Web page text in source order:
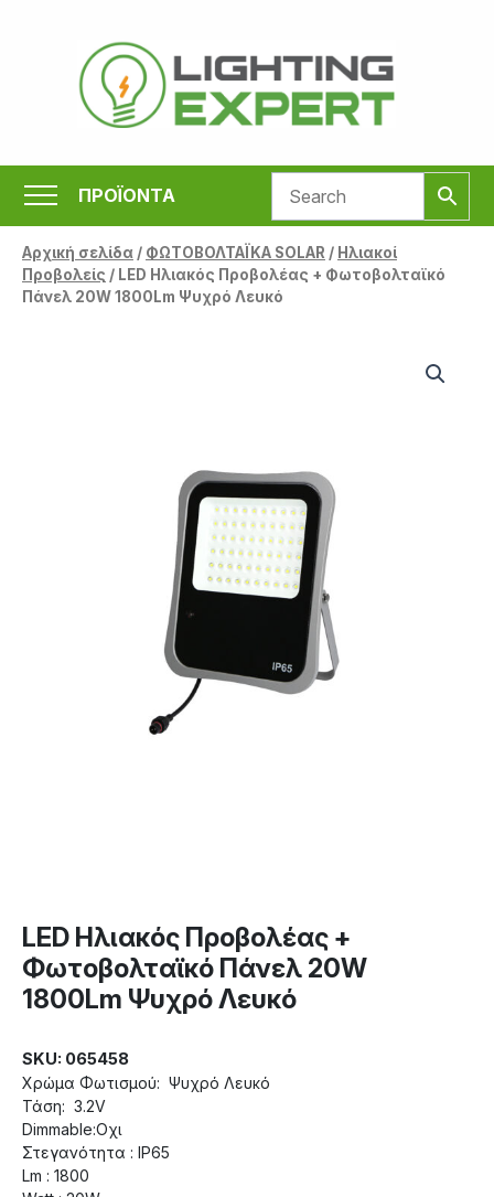
περιεχόμενο
ΠΡΟΪΟΝΤΑ
Αρχική σελίδα/ ΦΩΤΟΒΟΛΤΑΪΚΑ SOLAR / Ηλιακοί
Προβολείς / LED Ηλιακός Προβολέας + Φωτοβολταϊκό
Πάνελ 20W 1800Lm Ψυχρό Λευκό
LED Ηλιακός Προβολέας +
Φωτοβολταϊκό Πάνελ 20W
1800Lm Ψυχρό Λευκό
SKU: 065458
Χρώμα Φωτισμού: Ψυχρό Λευκό
Τάση: 3.2V
Dimmable:Οχι
Στεγανότητα : IP65
Lm : 1800